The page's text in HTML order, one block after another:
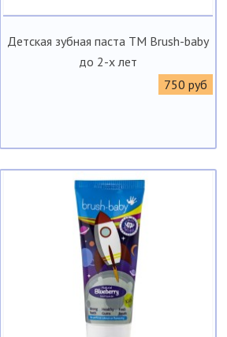
Детская зубная паста TM Brush-baby
до 2-х лет
750 руб